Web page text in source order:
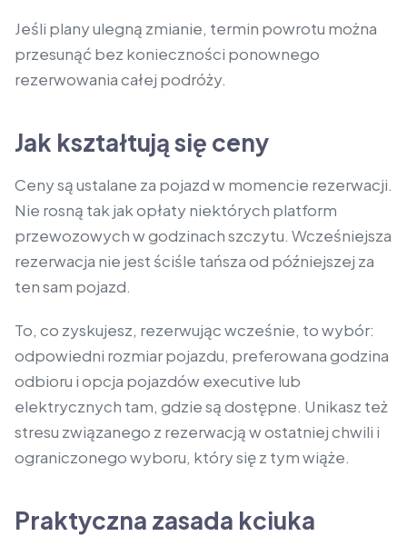
Jeśli plany ulegną zmianie, termin powrotu można
przesunąć bez konieczności ponownego
rezerwowania całej podróży.
Jak kształtują się ceny
Ceny są ustalane za pojazd w momencie rezerwacji.
Nie rosną tak jak opłaty niektórych platform
przewozowych w godzinach szczytu. Wcześniejsza
rezerwacja nie jest ściśle tańsza od późniejszej za
ten sam pojazd.
To, co zyskujesz, rezerwując wcześnie, to wybór:
odpowiedni rozmiar pojazdu, preferowana godzina
odbioru i opcja pojazdów executive lub
elektrycznych tam, gdzie są dostępne. Unikasz też
stresu związanego z rezerwacją w ostatniej chwili i
ograniczonego wyboru, który się z tym wiąże.
Praktyczna zasada kciuka